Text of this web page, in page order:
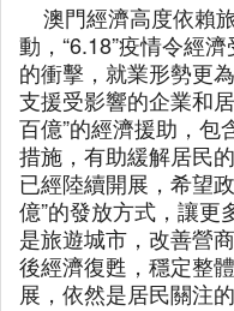
澳門經濟高度依賴
動，“6.18”疫情令經
的衝擊，就業形勢更
支援受影響的企業和
百億”的經濟援助，包
措施，有助緩解居民
已經陸續開展，希望
億”的發放方式，讓更
是旅遊城市，改善營
後經濟復甦，穩定整
展，依然是居民關注的